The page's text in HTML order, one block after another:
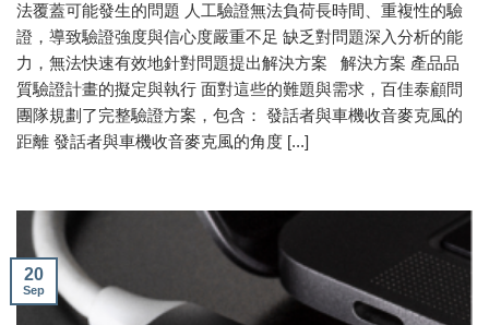
法覆蓋可能發生的問題 人工驗證無法負荷長時間、重複性的驗
證，導致驗證強度與信心度嚴重不足 缺乏對問題深入分析的能
力，無法快速有效地針對問題提出解決方案 解決方案 產品品
質驗證計畫的擬定與執行 面對這些的難題與需求，百佳泰顧問
團隊規劃了完整驗證方案，包含： 發話者與車機收音麥克風的
距離 發話者與車機收音麥克風的角度 [...]
20
Sep